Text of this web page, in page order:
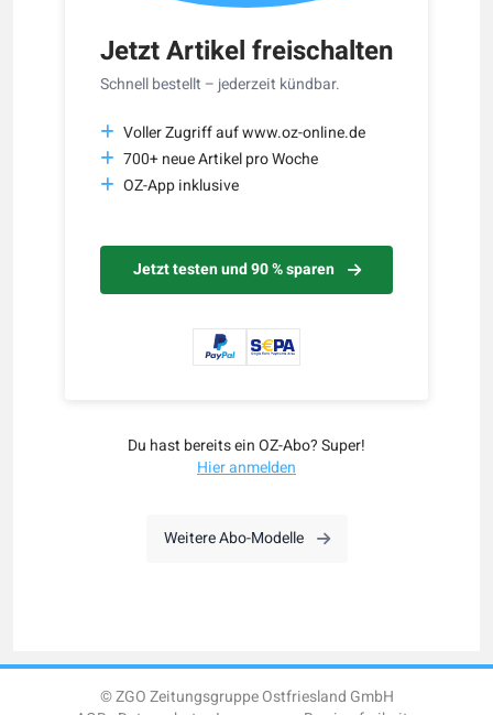
Jetzt Artikel freischalten
Schnell bestellt – jederzeit kündbar.
Voller Zugriff auf www.oz-online.de
700+ neue Artikel pro Woche
OZ-App inklusive
Jetzt testen und 90 % sparen
Du hast bereits ein OZ-Abo? Super!
Hier anmelden
Weitere Abo-Modelle
© ZGO Zeitungsgruppe Ostfriesland GmbH